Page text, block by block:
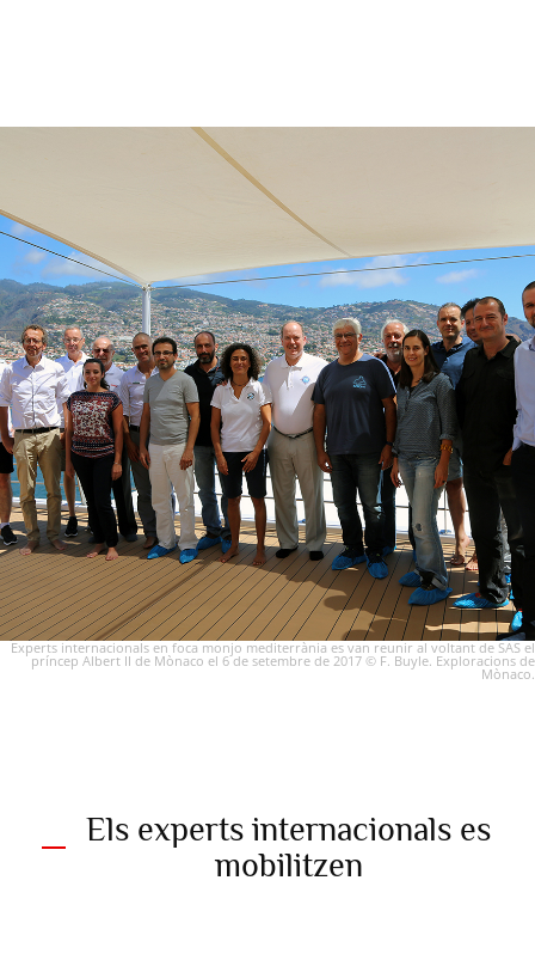
Experts internacionals en foca monjo mediterrània es van reunir al voltant de SAS el
príncep Albert II de Mònaco el 6 de setembre de 2017 © F. Buyle. Exploracions de
Mònaco.
Els experts internacionals es
mobilitzen